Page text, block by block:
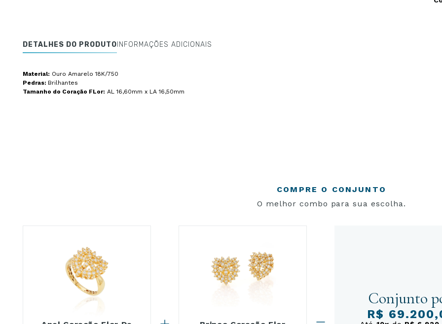
DETALHES DO PRODUTO INFORMAÇÕES ADICIONAIS
Material: Ouro Amarelo 18K/750
Pedras: Brilhantes
Tamanho do Coração FLor: AL 16,60mm x LA 16,50mm
COMPRE O CONJUNTO
O melhor combo para sua escolha.
Conjunto
R$